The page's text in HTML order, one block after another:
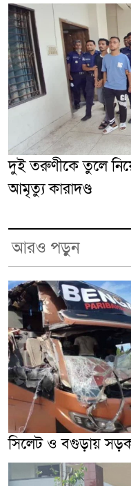
দুই তরুণীকে তুলে
আমৃত্যু কারাদণ্ড
আরও পড়ুন
সিলেট ও বগুড়ায়